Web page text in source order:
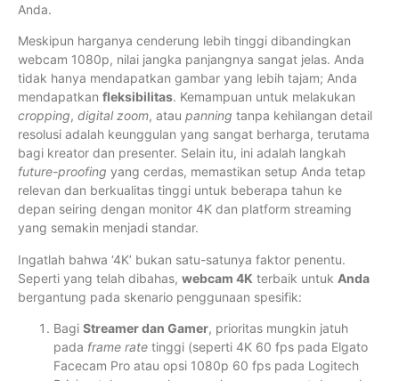
Anda.
Meskipun harganya cenderung lebih tinggi dibandingkan
webcam 1080p, nilai jangka panjangnya sangat jelas. Anda
tidak hanya mendapatkan gambar yang lebih tajam; Anda
mendapatkan fleksibilitas. Kemampuan untuk melakukan
cropping, digital zoom, atau panning tanpa kehilangan detail
resolusi adalah keunggulan yang sangat berharga, terutama
bagi kreator dan presenter. Selain itu, ini adalah langkah
future-proofing yang cerdas, memastikan setup Anda tetap
relevan dan berkualitas tinggi untuk beberapa tahun ke
depan seiring dengan monitor 4K dan platform streaming
yang semakin menjadi standar.
Ingatlah bahwa ‘4K’ bukan satu-satunya faktor penentu.
Seperti yang telah dibahas, webcam 4K terbaik untuk Anda
bergantung pada skenario penggunaan spesifik:
Bagi Streamer dan Gamer, prioritas mungkin jatuh
pada frame rate tinggi (seperti 4K 60 fps pada Elgato
Facecam Pro atau opsi 1080p 60 fps pada Logitech